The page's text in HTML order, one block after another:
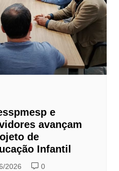
e
avançam
de
Infantil
2026 0